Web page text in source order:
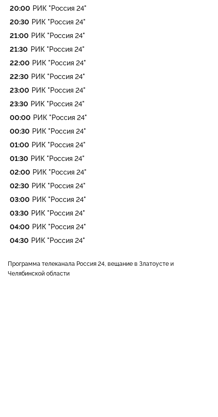
20:00 РИК "Россия 24"
20:30 РИК "Россия 24"
21:00 РИК "Россия 24"
21:30 РИК "Россия 24"
22:00 РИК "Россия 24"
22:30 РИК "Россия 24"
23:00 РИК "Россия 24"
23:30 РИК "Россия 24"
00:00 РИК "Россия 24"
00:30 РИК "Россия 24"
01:00 РИК "Россия 24"
01:30 РИК "Россия 24"
02:00 РИК "Россия 24"
02:30 РИК "Россия 24"
03:00 РИК "Россия 24"
03:30 РИК "Россия 24"
04:00 РИК "Россия 24"
04:30 РИК "Россия 24"
Программа телеканала Россия 24, вещание в Златоусте и
Челябинской области